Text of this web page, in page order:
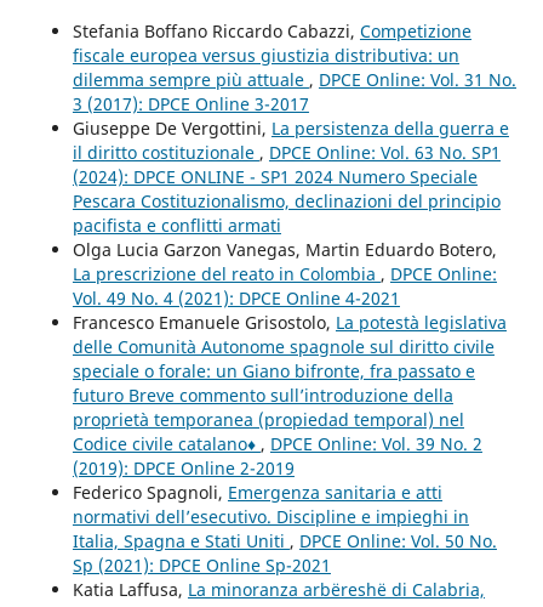
Stefania Boffano Riccardo Cabazzi, Competizione
fiscale europea versus giustizia distributiva: un
dilemma sempre più attuale , DPCE Online: Vol. 31 No.
3 (2017): DPCE Online 3-2017
Giuseppe De Vergottini, La persistenza della guerra e
il diritto costituzionale , DPCE Online: Vol. 63 No. SP1
(2024): DPCE ONLINE - SP1 2024 Numero Speciale
Pescara Costituzionalismo, declinazioni del principio
pacifista e conflitti armati
Olga Lucia Garzon Vanegas, Martin Eduardo Botero,
La prescrizione del reato in Colombia , DPCE Online:
Vol. 49 No. 4 (2021): DPCE Online 4-2021
Francesco Emanuele Grisostolo, La potestà legislativa
delle Comunità Autonome spagnole sul diritto civile
speciale o forale: un Giano bifronte, fra passato e
futuro Breve commento sull’introduzione della
proprietà temporanea (propiedad temporal) nel
Codice civile catalano♦ , DPCE Online: Vol. 39 No. 2
(2019): DPCE Online 2-2019
Federico Spagnoli, Emergenza sanitaria e atti
normativi dell’esecutivo. Discipline e impieghi in
Italia, Spagna e Stati Uniti , DPCE Online: Vol. 50 No.
Sp (2021): DPCE Online Sp-2021
Katia Laffusa, La minoranza arbëreshë di Calabria,